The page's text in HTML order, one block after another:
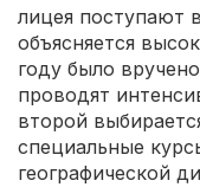
лицея поступают
объясняется
году было
проводят
второй
специальные
географической